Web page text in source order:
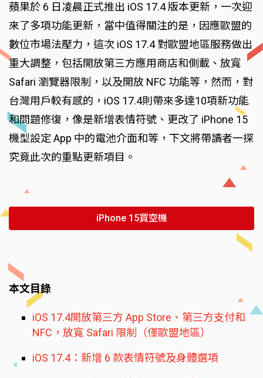
蘋果於 6 日凌晨正式推出 iOS 17.4 版本更新，一次迎
來了多項功能更新，當中值得關注的是，因應歐盟的
數位市場法壓力，這次 iOS 17.4 對歐盟地區服務做出
重大調整，包括開放第三方應用商店和側載、放寬
Safari 瀏覽器限制，以及開放 NFC 功能等，然而，對
台灣用戶較有感的，iOS 17.4則帶來多達10項新功能
和問題修復，像是新增表情符號、更改了 iPhone 15
機型設定 App 中的電池介面和等，下文將帶讀者一探
究竟此次的重點更新項目。
iPhone 15買空機
本文目錄
iOS 17.4開放第三方 App Store、第三方支付和
NFC，放寬 Safari 限制（僅歐盟地區）
iOS 17.4：新增 6 款表情符號及身體選項